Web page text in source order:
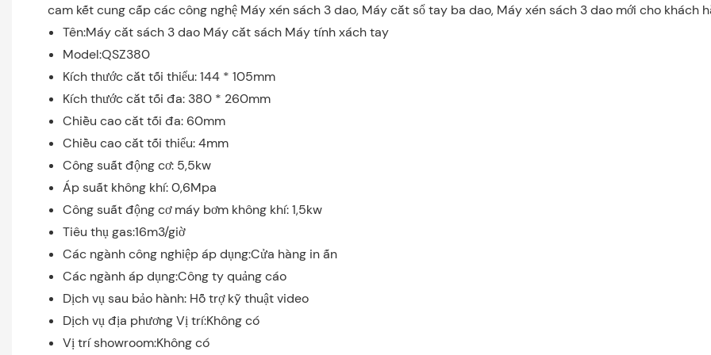
cam kết cung cấp các công nghệ Máy xén sách 3 dao, Máy cắt sổ tay ba dao, Máy xén sách 3 dao mới cho khách
Tên:Máy cắt sách 3 dao Máy cắt sách Máy tính xách tay
Model:QSZ380
Kích thước cắt tối thiểu: 144 * 105mm
Kích thước cắt tối đa: 380 * 260mm
Chiều cao cắt tối đa: 60mm
Chiều cao cắt tối thiểu: 4mm
Công suất động cơ: 5,5kw
Áp suất không khí: 0,6Mpa
Công suất động cơ máy bơm không khí: 1,5kw
Tiêu thụ gas:16m3/giờ
Các ngành công nghiệp áp dụng:Cửa hàng in ấn
Các ngành áp dụng:Công ty quảng cáo
Dịch vụ sau bảo hành: Hỗ trợ kỹ thuật video
Dịch vụ địa phương Vị trí:Không có
Vị trí showroom:Không có